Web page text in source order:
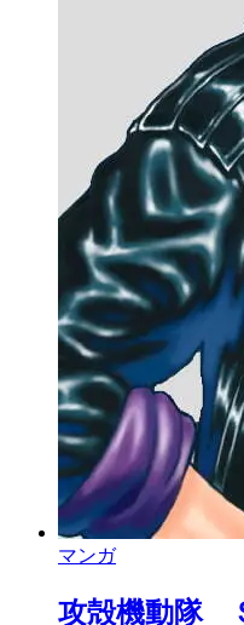
マンガ
攻殻機動隊